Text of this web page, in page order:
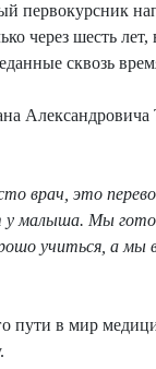
первокурсник
через шесть
сквозь
Александровича
врач, это
у малыша. Мы
учиться, а мы
пути в мир